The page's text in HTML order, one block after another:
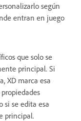
según
entran en juego
que solo se
principal. Si
XD marca esa
si se edita esa
principal.